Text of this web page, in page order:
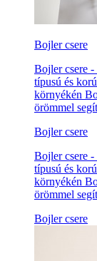
Bojler csere
Bojler csere
típusú és
környékén
örömmel
Bojler csere
Bojler csere
típusú és
környékén
örömmel
Bojler csere